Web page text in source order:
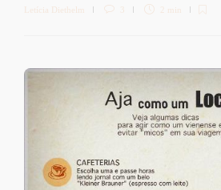
Letícia Diethelm 3 2 min